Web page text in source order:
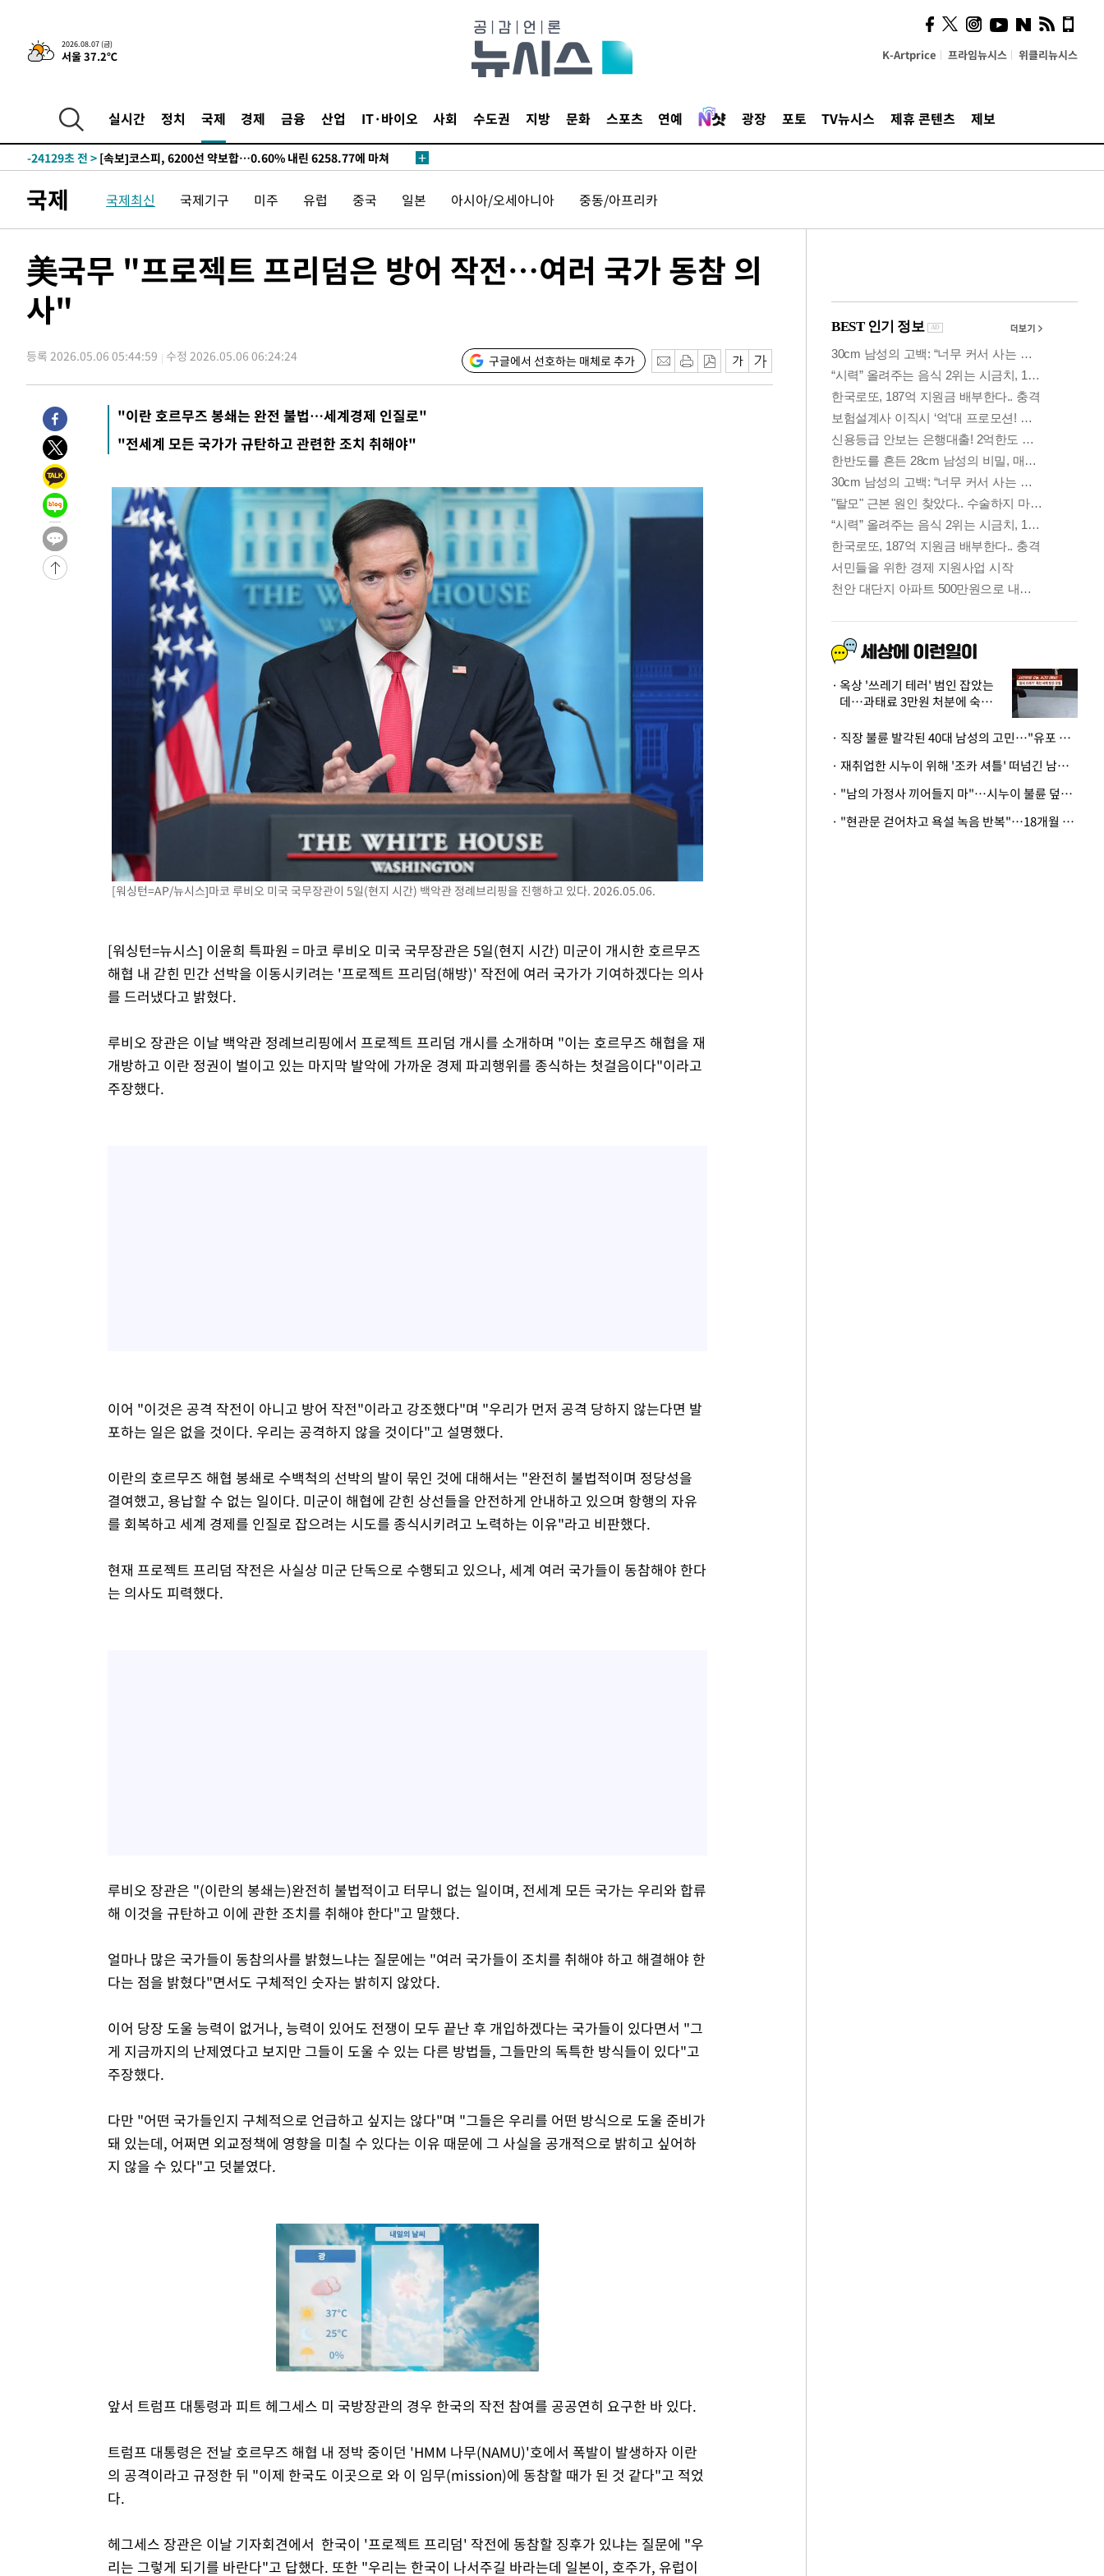
2026.08.07 (금)
서울 37.2℃ K-Artprice 프라임뉴시스 위클리뉴시스
실시간 정치 국제 경제 금융 산업 IT·바이오 사회 수도권 지방 문화 스포츠 연예 광장 포토 TV뉴시스 제휴 콘텐츠 제보
갈 수도
-30027초 전 >낮 최고 37도 찜통더위…곳곳 소나기·강원 많은 비[내일날씨]
-28333초 전 > SK하이닉스, 용인·청주 팹에 54조 투자…"AI 메모리 수요 선제 대
-24442초 전 >
외국인 심판 성 접대 7경기 들여다보니…한국 축구 '5승 2무'
-24176초 전 >
-24129초 전 > [속보]코스피, 6200선 약보합…0.60% 내린 6258.77에 마쳐
-23998초 전 >
[속보] 노원서 40.1도 관측…서울, 2018년 이후 첫 40도
-21088초 전 >[속보]종합특검, '계엄 수용공간 확보' 신용해 前교정본부장 기소
-19932초 전 >11시간 압수수색에 성접대 파문까지…'쑥대밭' 된 축구협회
-18954초 전 >
병태 후임
-15312초 전 >
25.3%↑
-7797초 전 >[속보]'채상병 순직 책임' 임성근, 항소심도 징역 3년
-7663초 전 >[속보]종합특검, '관저이전 봐주기 감사' 유병호 구속기소
-4263초 전 >
민주 콩고 에볼라환자 4천명 돌파, 4053명 발생 1850명 사망
-32149초 전 >
"낮 기온 소폭 하락"…수도권 폭염중대경보, 폭염경보로 하향
-32113초 전 >
[속보]이 대통령, '호우피해' 안동·의성 관할 4개 면 특별재난지역
선포
-32076초 전 >
갈 수도
-30047초 전 >
낮 최고 37도 찜통더위…곳곳 소나기·강원 많은 비[내일날씨]
-28353초 전 >
SK하이닉스, 용인·청주 팹에 54조 투자…"AI 메모리 수요 선제 대
응"
-25209초 전 >
여자배구 이재영·이다영 자매, 아제르바이잔 투란VC 입단
-24462초 전 >
외국인 심판 성 접대 7경기 들여다보니…한국 축구 '5승 2무'
[속보]코스닥, 2.86포인트(0.36%) 내린 798.81마감
[속보]코스피, 6200선 약보합…0.60% 내린 6258.77에 마쳐
[속보]원·달러 환율, 7.7원 내린 1416.1원 마감
[속보] 노원서 40.1도 관측…서울, 2018년 이후 첫 40도
[속보]종합특검, '계엄 수용공간 확보' 신용해 前교정본부장 기소
외신들도 주목한 韓축구 파문…"국민적 공분에 수사 재개"
11시간 압수수색에 성접대 파문까지…'쑥대밭' 된 축구협회
[속보]규제합리화위원회 부위원장에 김태유 서울대 공대 교수…이
[속보]국힘 윤리위, '돌려차기 발언' 진종오·서범수 징계 절차 개시
[속보] 7월 중국 수출 23.9%↑ 수입 27.5%↑…무역총액
[속보]'채상병 순직 책임' 임성근, 항소심도 징역 3년
[속보]종합특검, '관저이전 봐주기 감사' 유병호 구속기소
민주 콩고 에볼라환자 4천명 돌파, 4053명 발생 1850명 사망
국제 국제최신 국제기구 미주 유럽 중국 일본 아시아/오세아니아 중동/아프리카
美국무 "프로젝트 프리덤은 방어 작전…여러 국가 동참 의
사"
등록 2026.05.06 05:44:59 수정 2026.05.06 06:24:24 구글에서 선호하는 매체로 추가
"이란 호르무즈 봉쇄는 완전 불법…세계경제 인질로"
"전세계 모든 국가가 규탄하고 관련한 조치 취해야"
[워싱턴=AP/뉴시스]마코 루비오 미국 국무장관이 5일(현지 시간) 백악관 정례브리핑을 진행하고 있다. 2026.05.06.
[워싱턴=뉴시스] 이윤희 특파원 = 마코 루비오 미국 국무장관은 5일(현지 시간) 미군이 개시한 호르무즈
해협 내 갇힌 민간 선박을 이동시키려는 '프로젝트 프리덤(해방)' 작전에 여러 국가가 기여하겠다는 의사
를 드러냈다고 밝혔다.
루비오 장관은 이날 백악관 정례브리핑에서 프로젝트 프리덤 개시를 소개하며 "이는 호르무즈 해협을 재
개방하고 이란 정권이 벌이고 있는 마지막 발악에 가까운 경제 파괴행위를 종식하는 첫걸음이다"이라고
주장했다.
이어 "이것은 공격 작전이 아니고 방어 작전"이라고 강조했다"며 "우리가 먼저 공격 당하지 않는다면 발
포하는 일은 없을 것이다. 우리는 공격하지 않을 것이다"고 설명했다.
이란의 호르무즈 해협 봉쇄로 수백척의 선박의 발이 묶인 것에 대해서는 "완전히 불법적이며 정당성을
결여했고, 용납할 수 없는 일이다. 미군이 해협에 갇힌 상선들을 안전하게 안내하고 있으며 항행의 자유
를 회복하고 세계 경제를 인질로 잡으려는 시도를 종식시키려고 노력하는 이유"라고 비판했다.
현재 프로젝트 프리덤 작전은 사실상 미군 단독으로 수행되고 있으나, 세계 여러 국가들이 동참해야 한다
는 의사도 피력했다.
루비오 장관은 "(이란의 봉쇄는)완전히 불법적이고 터무니 없는 일이며, 전세계 모든 국가는 우리와 합류
해 이것을 규탄하고 이에 관한 조치를 취해야 한다"고 말했다.
얼마나 많은 국가들이 동참의사를 밝혔느냐는 질문에는 "여러 국가들이 조치를 취해야 하고 해결해야 한
다는 점을 밝혔다"면서도 구체적인 숫자는 밝히지 않았다.
이어 당장 도울 능력이 없거나, 능력이 있어도 전쟁이 모두 끝난 후 개입하겠다는 국가들이 있다면서 "그
게 지금까지의 난제였다고 보지만 그들이 도울 수 있는 다른 방법들, 그들만의 독특한 방식들이 있다"고
주장했다.
다만 "어떤 국가들인지 구체적으로 언급하고 싶지는 않다"며 "그들은 우리를 어떤 방식으로 도울 준비가
돼 있는데, 어쩌면 외교정책에 영향을 미칠 수 있다는 이유 때문에 그 사실을 공개적으로 밝히고 싶어하
지 않을 수 있다"고 덧붙였다.
앞서 트럼프 대통령과 피트 헤그세스 미 국방장관의 경우 한국의 작전 참여를 공공연히 요구한 바 있다.
트럼프 대통령은 전날 호르무즈 해협 내 정박 중이던 'HMM 나무(NAMU)'호에서 폭발이 발생하자 이란
의 공격이라고 규정한 뒤 "이제 한국도 이곳으로 와 이 임무(mission)에 동참할 때가 된 것 같다"고 적었
다.
헤그세스 장관은 이날 기자회견에서 한국이 '프로젝트 프리덤' 작전에 동참할 징후가 있냐는 질문에 "우
리는 그렇게 되기를 바란다"고 답했다. 또한 "우리는 한국이 나서주길 바라는데 일본이, 호주가, 유럽이
시, 스마트폰 액세서리에
NFC 더했다
옥상 '쓰레기 테러' 범인 잡았는
데…과태료 3만원 처분에 숙박업
· 직장 불륜 발각된 40대 남성의 고민…"유포 동료 명예훼손·협박죄 고소 가능할까"
· 재취업한 시누이 위해 '조카 셔틀' 떠넘긴 남편…아내 "난 못한다"
· "남의 가정사 끼어들지 마"…시누이 불륜 덮으려는 남편에 억울한 아내
· "현관문 걷어차고 욕설 녹음 반복"…18개월 아기 키우는 집 뒤흔든 '앞집의 비극'